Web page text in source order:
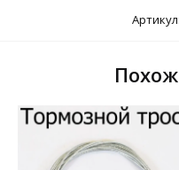
Артикул: